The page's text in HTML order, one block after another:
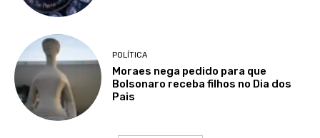
POLÍTICA
Moraes nega pedido para que
Bolsonaro receba filhos no Dia dos
Pais